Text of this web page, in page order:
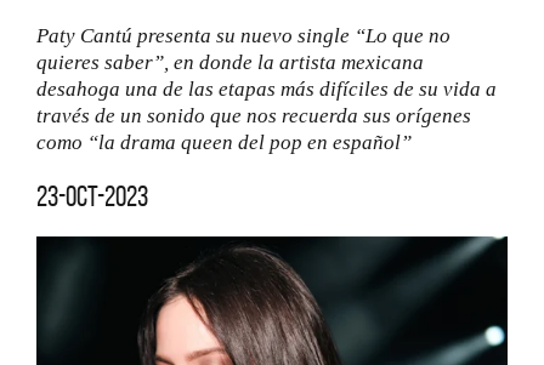
Paty Cantú presenta su nuevo single “Lo que no
quieres saber”, en donde la artista mexicana
desahoga una de las etapas más difíciles de su vida a
través de un sonido que nos recuerda sus orígenes
como “la drama queen del pop en español”
23-oct-2023